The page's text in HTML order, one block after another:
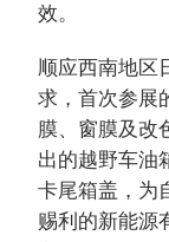
效。
顺应西南地区
求，首次参展
膜、窗膜及改
出的越野车油
卡尾箱盖，为
赐利的新能源